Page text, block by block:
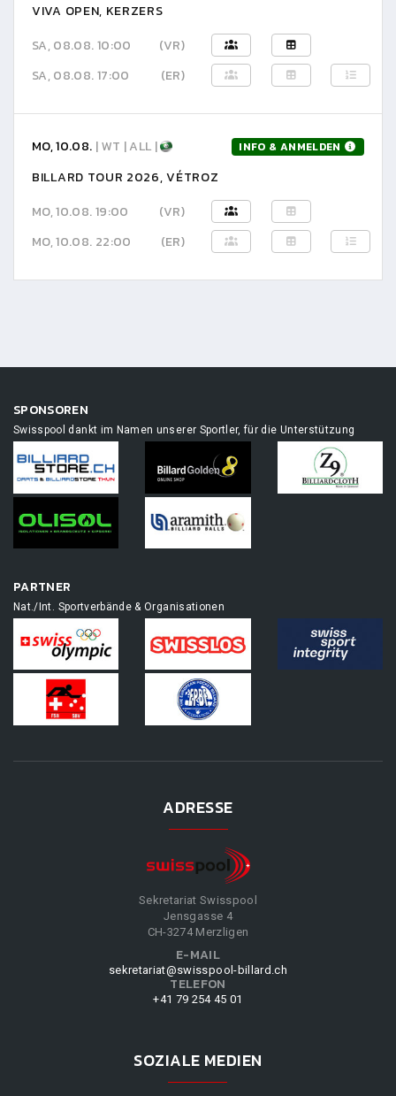
VIVA OPEN, KERZERS
SA, 08.08. 10:00
(VR)
SA, 08.08. 17:00
(ER)
MO, 10.08. | WT | ALL | INFO & ANMELDEN
BILLARD TOUR 2026, VÉTROZ
MO, 10.08. 19:00
(VR)
MO, 10.08. 22:00
(ER)
SPONSOREN
Swisspool dankt im Namen unserer Sportler, für die Unterstützung
PARTNER
Nat./Int. Sportverbände & Organisationen
ADRESSE
Sekretariat Swisspool
Jensgasse 4
CH-3274 Merzligen
E-MAIL
sekretariat@swisspool-billard.ch
TELEFON
+41 79 254 45 01
SOZIALE MEDIEN